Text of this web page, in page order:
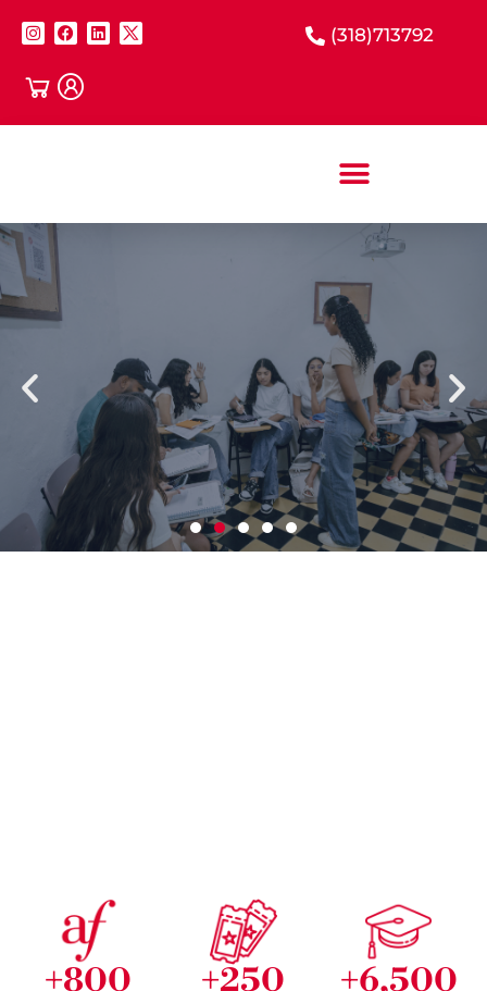
(318)713792
+800 +250 +6,500